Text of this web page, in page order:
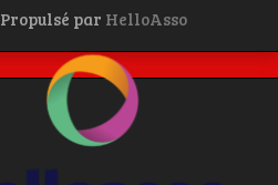
Propulsé par HelloAsso